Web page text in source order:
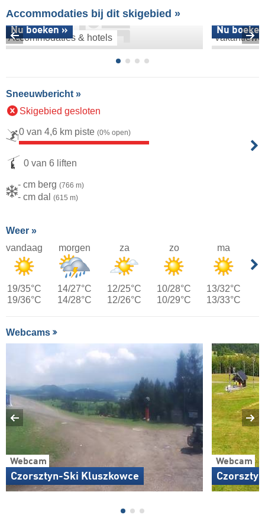
Accommodaties bij dit skigebied »
Accommodaties & hotels
Nu boeken » Nu
Sneeuwbericht »
Skigebied gesloten
0 van 4,6 km piste (0% open)
0 van 6 liften
- cm berg (766 m)
- cm dal (615 m)
Weer »
vandaag
19/35°C
19/36°C
morgen
14/27°C
14/28°C
za
12/25°C
12/26°C
zo
10/28°C
10/29°C
ma
13/32°C
13/33°C
Webcams
Webcam
Czorsztyn-Ski Kluszkowce
Webcam